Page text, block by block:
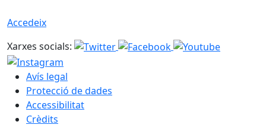
Accedeix
Xarxes socials:
Avís legal
Protecció de dades
Accessibilitat
Crèdits